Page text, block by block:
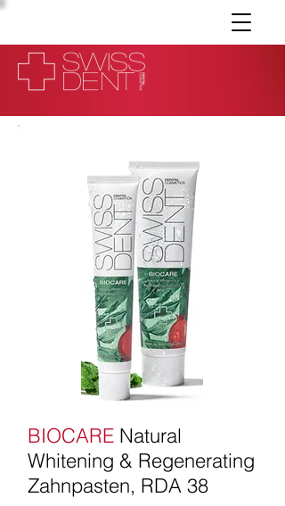
BIOCARE Natural
Whitening & Regenerating
Zahnpasten, RDA 38